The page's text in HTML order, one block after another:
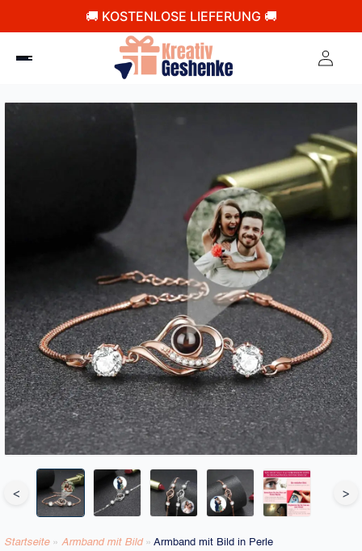
🚚 KOSTENLOSE LIEFERUNG 🚚
< >
Startseite » Armband mit Bild​ » Armband mit Bild in Perle